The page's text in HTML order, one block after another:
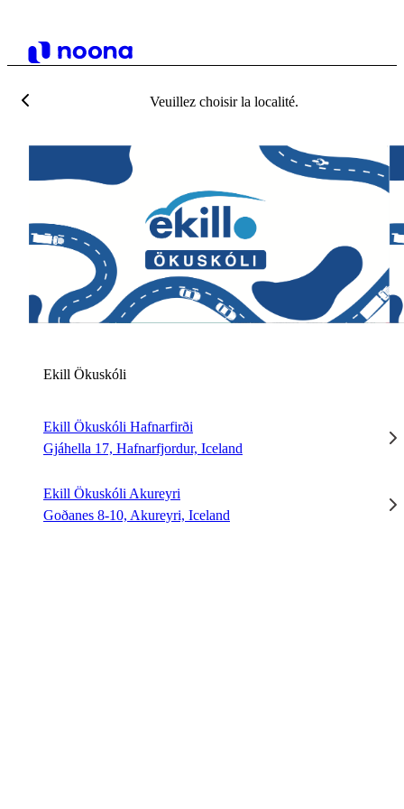
Veuillez choisir la localité.
E
Ekill Ökuskóli
Ekill Ökuskóli Hafnarfirði
Gjáhella 17, Hafnarfjordur, Iceland
Ekill Ökuskóli Akureyri
Goðanes 8-10, Akureyri, Iceland